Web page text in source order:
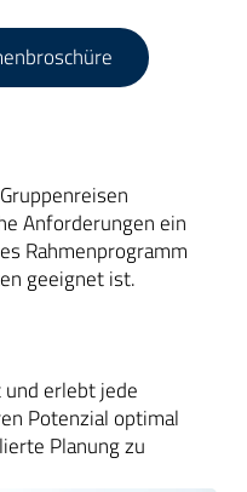
Anforderungen ein
Rahmenprogramm
geeignet ist.
erlebt jede
Potenzial optimal
Planung zu